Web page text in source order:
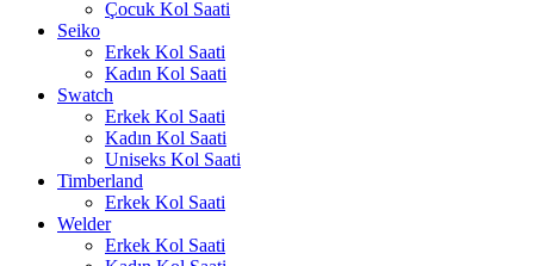
Çocuk Kol Saati
Seiko
Erkek Kol Saati
Kadın Kol Saati
Swatch
Erkek Kol Saati
Kadın Kol Saati
Uniseks Kol Saati
Timberland
Erkek Kol Saati
Welder
Erkek Kol Saati